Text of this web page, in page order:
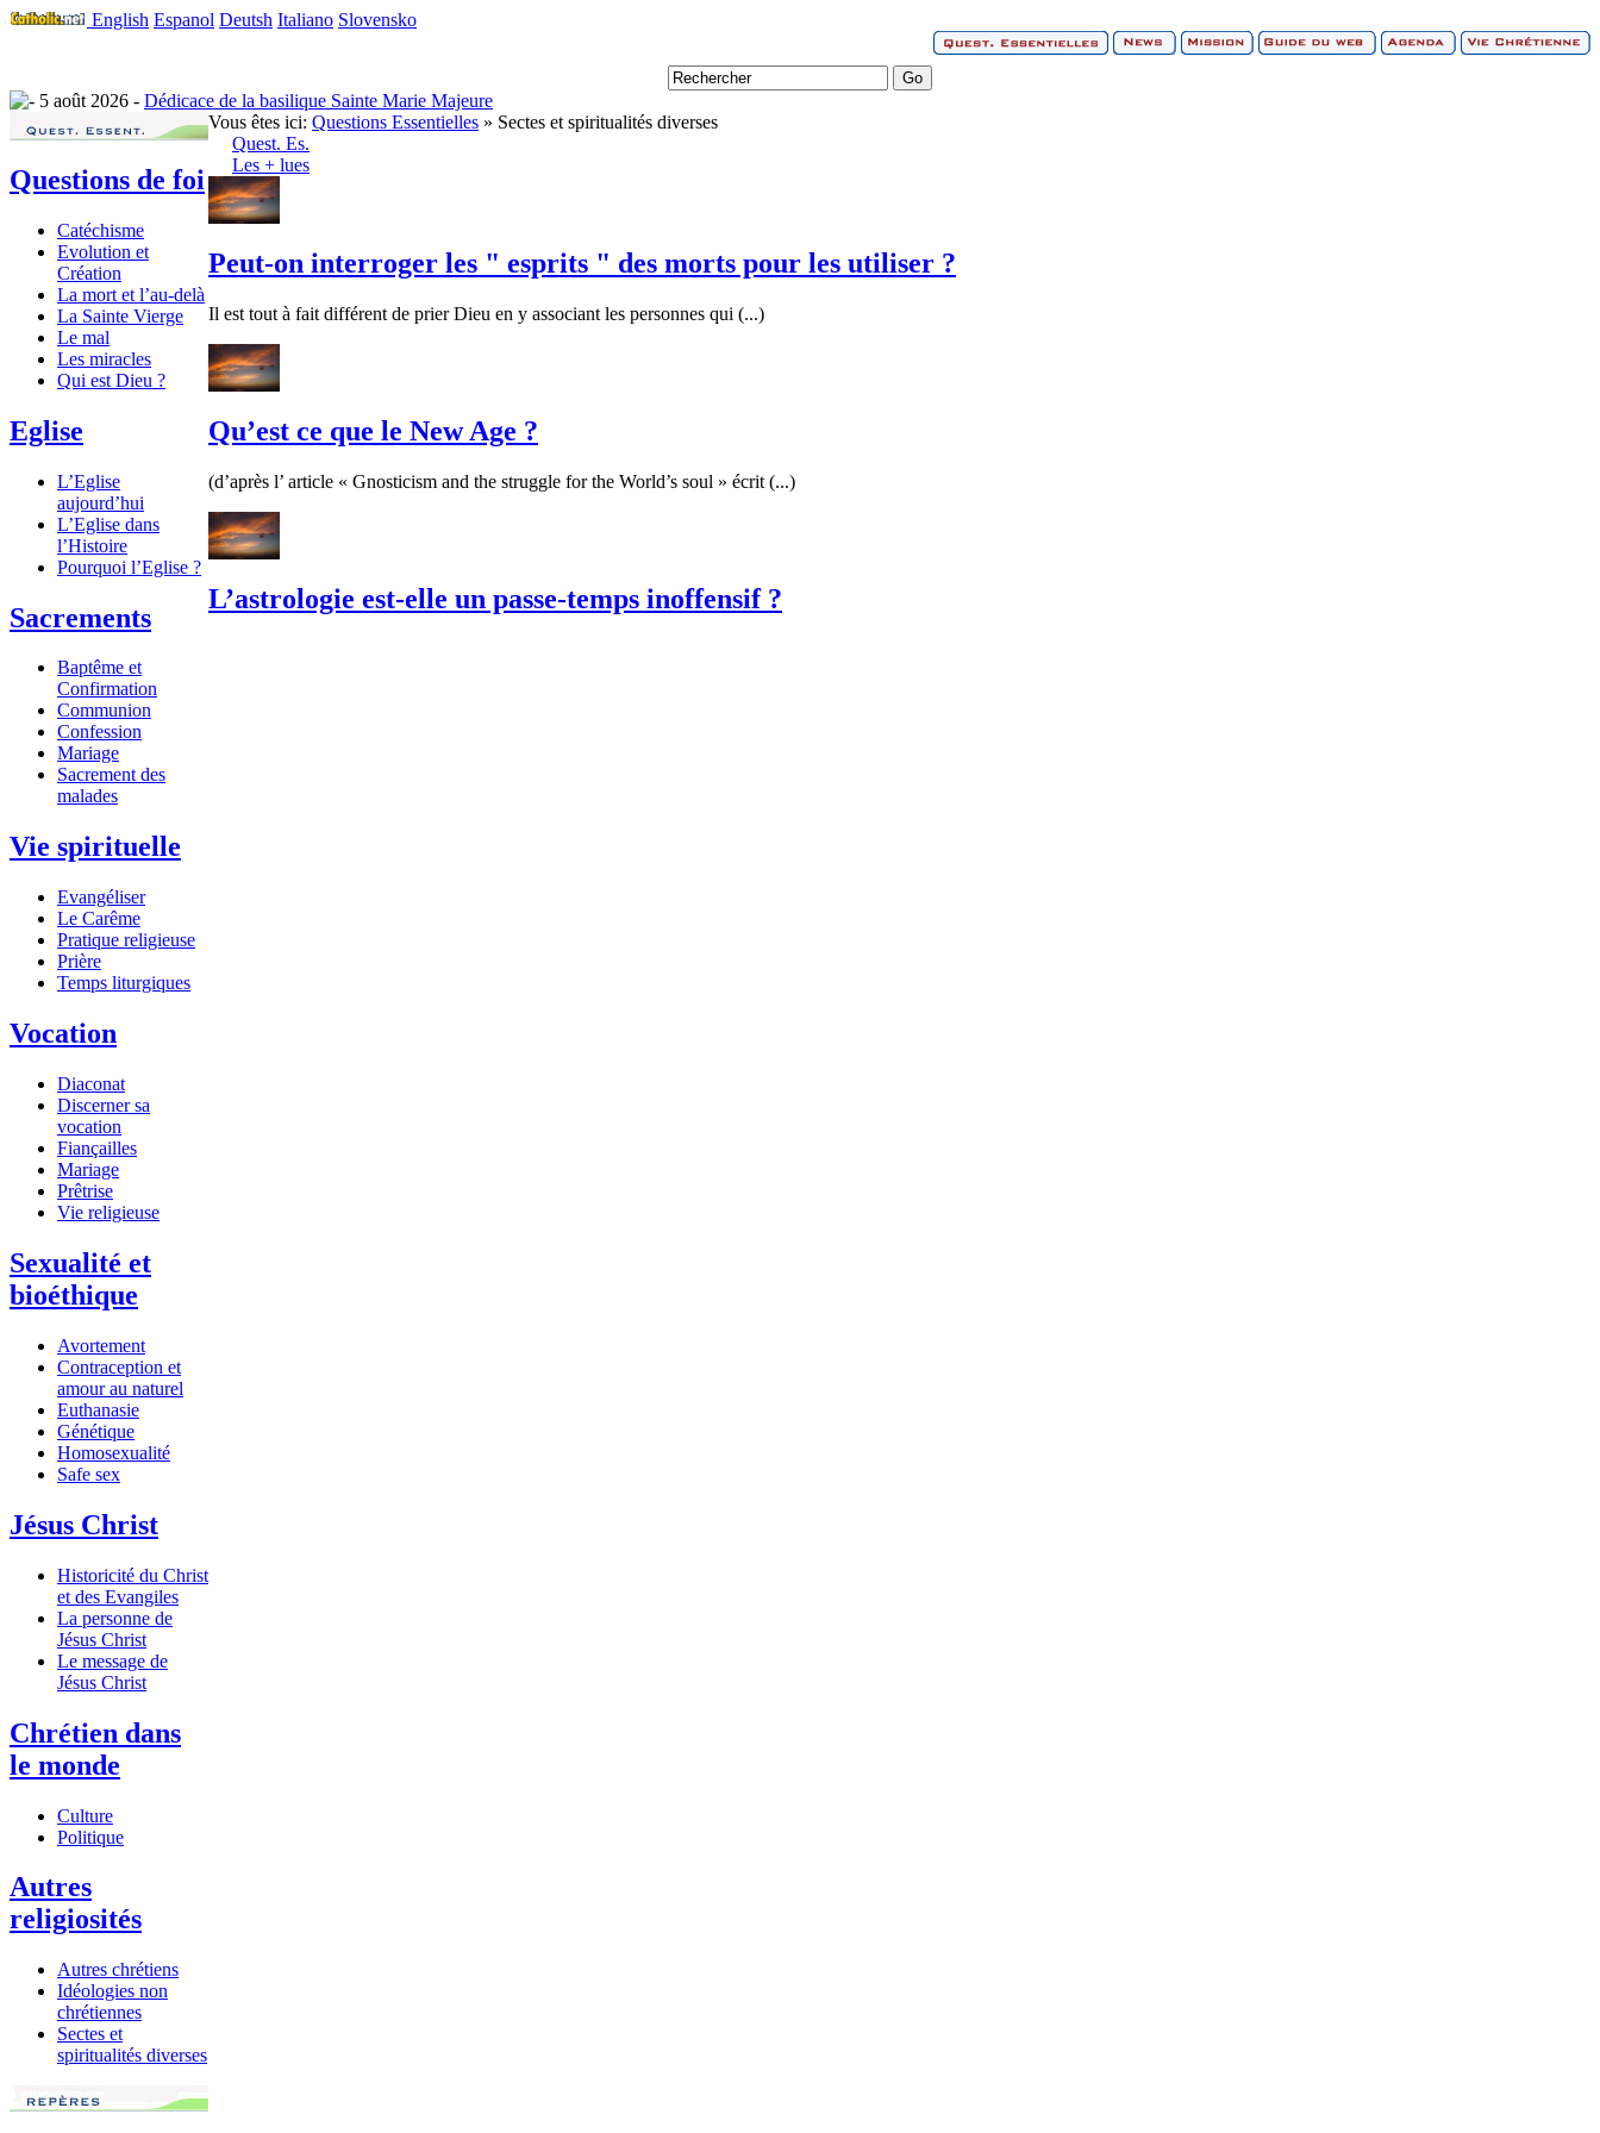
English Espanol Deutsh Italiano Slovensko
5 août 2026 - Dédicace de la basilique Sainte Marie Majeure
Questions de foi
Catéchisme
Evolution et
Création
La mort et l’au-delà
La Sainte Vierge
Le mal
Les miracles
Qui est Dieu ?
Eglise
L’Eglise
aujourd’hui
L’Eglise dans
l’Histoire
Pourquoi l’Eglise ?
Sacrements
Baptême et
Confirmation
Communion
Confession
Mariage
Sacrement des
malades
Vie spirituelle
Evangéliser
Le Carême
Pratique religieuse
Prière
Temps liturgiques
Vocation
Diaconat
Discerner sa
vocation
Fiançailles
Mariage
Prêtrise
Vie religieuse
Sexualité et
bioéthique
Avortement
Contraception et
amour au naturel
Euthanasie
Génétique
Homosexualité
Safe sex
Jésus Christ
Historicité du Christ
et des Evangiles
La personne de
Jésus Christ
Le message de
Jésus Christ
Chrétien dans
le monde
Culture
Politique
Autres
religiosités
Autres chrétiens
Idéologies non
chrétiennes
Sectes et
spiritualités diverses
Vous êtes ici: Questions Essentielles » Sectes et spiritualités diverses
Quest. Es.
Les + lues
Peut-on interroger les " esprits " des morts pour les utiliser ?
Il est tout à fait différent de prier Dieu en y associant les personnes qui (...)
Qu’est ce que le New Age ?
(d’après l’ article « Gnosticism and the struggle for the World’s soul » écrit (...)
L’astrologie est-elle un passe-temps inoffensif ?